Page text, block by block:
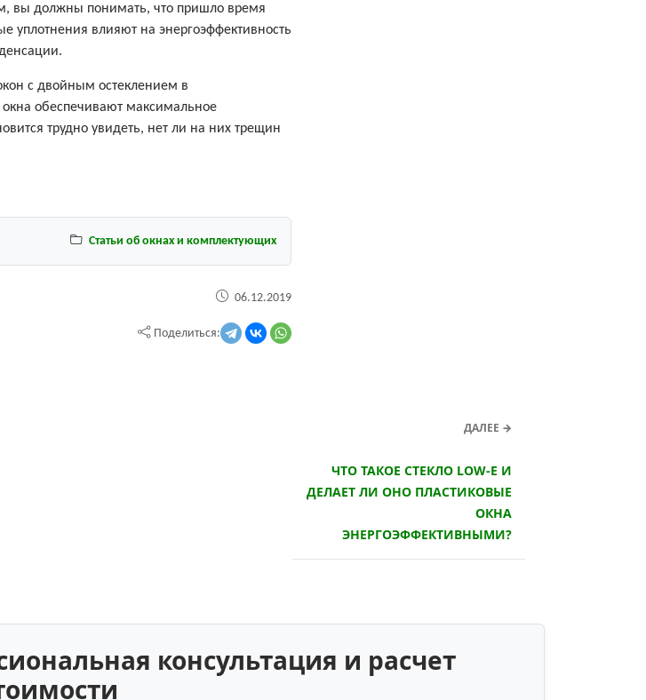
вы должны понимать, что пришло время
влияют на энергоэффективность
с двойным остеклением в
окна обеспечивают максимальное
трудно увидеть, нет ли на них трещин
Статьи об окнах и комплектующих
06.12.2019
Поделиться:
ДАЛЕЕ →
ЧТО ТАКОЕ СТЕКЛО LOW-E И
ДЕЛАЕТ ЛИ ОНО ПЛАСТИКОВЫЕ
ОКНА
ЭНЕРГОЭФФЕКТИВНЫМИ?
консультация и расчет